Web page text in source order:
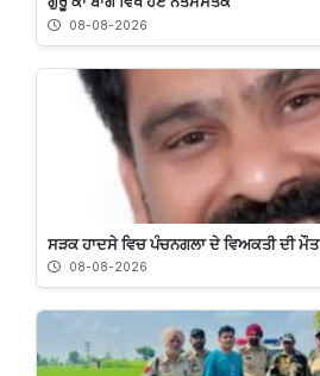
08-08-2026
ਸੜਕ ਹਾਦਸੇ ਵਿਚ ਪੰਚਨਗਲਾ ਦੇ ਵਿਅਕਤੀ ਦੀ ਮੌਤ
08-08-2026